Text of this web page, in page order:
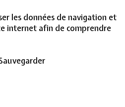
les données de navigation et
internet afin de comprendre